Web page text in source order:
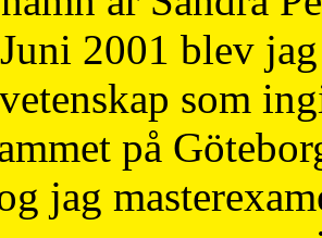
2001 blev
som
på
jag